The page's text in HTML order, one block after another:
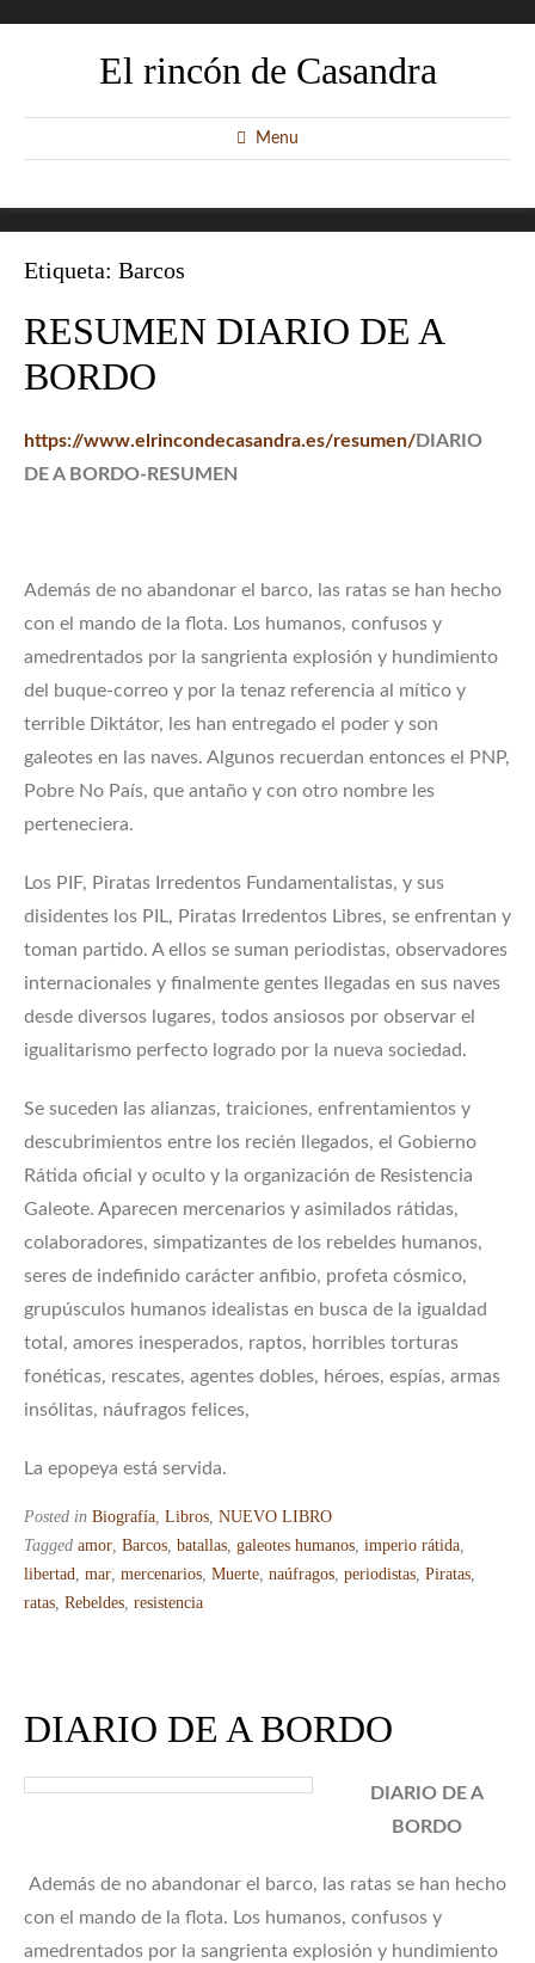
El rincón de Casandra
Menu
Etiqueta: Barcos
RESUMEN DIARIO DE A
BORDO
https://www.elrincondecasandra.es/resumen/DIARIO
DE A BORDO-RESUMEN
Además de no abandonar el barco, las ratas se han hecho
con el mando de la flota. Los humanos, confusos y
amedrentados por la sangrienta explosión y hundimiento
del buque-correo y por la tenaz referencia al mítico y
terrible Diktátor, les han entregado el poder y son
galeotes en las naves. Algunos recuerdan entonces el PNP,
Pobre No País, que antaño y con otro nombre les
perteneciera.
Los PIF, Piratas Irredentos Fundamentalistas, y sus
disidentes los PIL, Piratas Irredentos Libres, se enfrentan y
toman partido. A ellos se suman periodistas, observadores
internacionales y finalmente gentes llegadas en sus naves
desde diversos lugares, todos ansiosos por observar el
igualitarismo perfecto logrado por la nueva sociedad.
Se suceden las alianzas, traiciones, enfrentamientos y
descubrimientos entre los recién llegados, el Gobierno
Rátida oficial y oculto y la organización de Resistencia
Galeote. Aparecen mercenarios y asimilados rátidas,
colaboradores, simpatizantes de los rebeldes humanos,
seres de indefinido carácter anfibio, profeta cósmico,
grupúsculos humanos idealistas en busca de la igualdad
total, amores inesperados, raptos, horribles torturas
fonéticas, rescates, agentes dobles, héroes, espías, armas
insólitas, náufragos felices,
La epopeya está servida.
Posted in Biografía Libros NUEVO LIBRO
Tagged amor Barcos batallas galeotes humanos imperio rátida
libertad
mar mercenarios Muerte naúfragos periodistas Piratas
ratas Rebeldes resistencia
DIARIO DE A BORDO
DIARIO DE A
BORDO
Además de no abandonar el barco, las ratas se han hecho
con el mando de la flota. Los humanos, confusos y
amedrentados por la sangrienta explosión y hundimiento